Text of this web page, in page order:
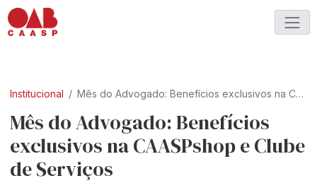
Institucional Mês do Advogado: Benefícios exclusivos na CAASPshop e Clube de Serviços
Mês do Advogado: Benefícios
exclusivos na CAASPshop e Clube
de Serviços